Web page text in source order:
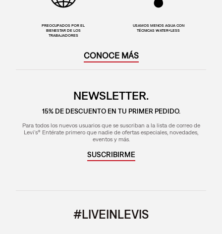
PREOCUPADOS POR EL
BIENESTAR DE LOS
TRABAJADORES
USAMOS MENOS AGUA CON
TÉCNICAS WATER<LESS
CONOCE MÁS
NEWSLETTER.
15% DE DESCUENTO EN TU PRIMER PEDIDO.
Para todos los nuevos usuarios que se suscriban a la lista de correo de
Levi's® Entérate primero que nadie de ofertas especiales, novedades,
eventos y más.
SUSCRIBIRME
#LIVEINLEVIS